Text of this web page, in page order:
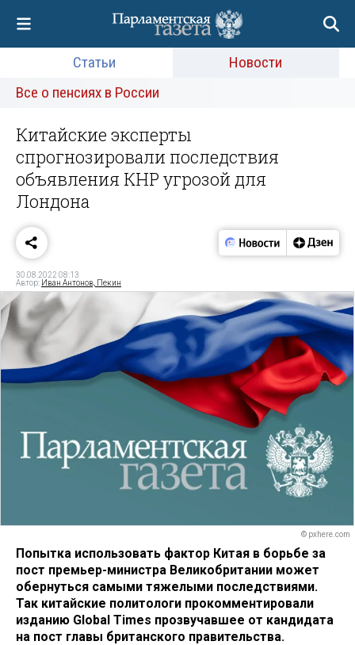
Статьи
Новости
Все о пенсиях в России
Китайские эксперты
спрогнозировали последствия
объявления КНР угрозой для
Лондона
30.08.2022 08:13
Автор: Иван Антонов, Пекин
© pxhere.com
Попытка использовать фактор Китая в борьбе за
пост премьер-министра Великобритании может
обернуться самыми тяжелыми последствиями.
Так китайские политологи прокомментировали
изданию Global Times прозвучавшее от кандидата
на пост главы британского правительства.